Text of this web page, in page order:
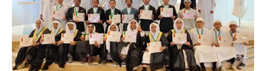
Perigkat
Terbaik
di
Universitas
Islam